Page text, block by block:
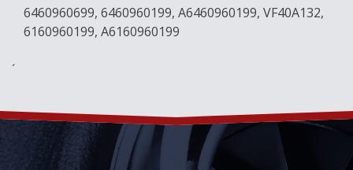
6460960699, 6460960199, A6460960199, VF40A132,
6160960199, A6160960199
´